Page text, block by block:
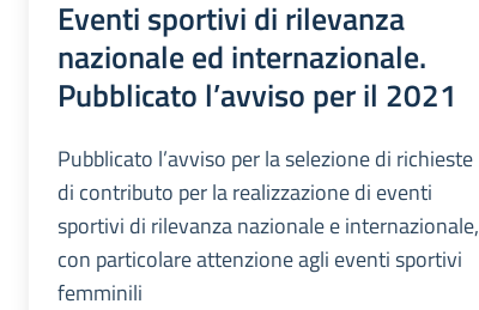
Eventi sportivi di rilevanza
nazionale ed internazionale.
Pubblicato l’avviso per il 2021
Pubblicato l’avviso per la selezione di richieste
di contributo per la realizzazione di eventi
sportivi di rilevanza nazionale e internazionale,
con particolare attenzione agli eventi sportivi
femminili